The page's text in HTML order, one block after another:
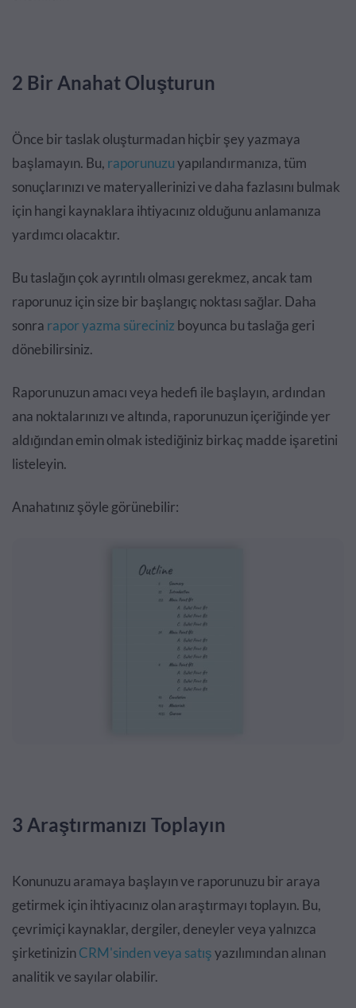
2 Bir Anahat Oluşturun
Önce bir taslak oluşturmadan hiçbir şey yazmaya
başlamayın. Bu, raporunuzuyapılandırmanıza, tüm
sonuçlarınızı ve materyallerinizi ve daha fazlasını bulmak
için hangi kaynaklara ihtiyacınız olduğunu anlamanıza
yardımcı olacaktır.
Bu taslağın çok ayrıntılı olması gerekmez, ancak tam
raporunuz için size bir başlangıç ​​noktası sağlar. Daha
sonra rapor yazma süreciniz boyunca bu taslağa geri
dönebilirsiniz.
Raporunuzun amacı veya hedefi ile başlayın, ardından
ana noktalarınızı ve altında, raporunuzun içeriğinde yer
aldığından emin olmak istediğiniz birkaç madde işaretini
listeleyin.
Anahatınız şöyle görünebilir:
3 Araştırmanızı Toplayın
Konunuzu aramaya başlayın ve raporunuzu bir araya
getirmek için ihtiyacınız olan araştırmayı toplayın. Bu,
çevrimiçi kaynaklar, dergiler, deneyler veya yalnızca
şirketinizinCRM'sinden veya satışyazılımından alınan
analitik ve sayılar olabilir.